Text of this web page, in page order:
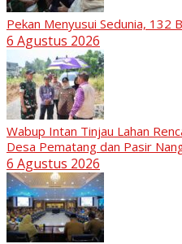
Pekan Menyusui Sedunia, 132
6 Agustus 2026
Wabup Intan Tinjau Lahan
Desa Pematang dan Pasir
6 Agustus 2026